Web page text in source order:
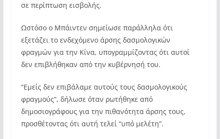
σε περίπτωση εισβολής.
Ωστόσο ο Μπάιντεν σημείωσε παράλληλα ότι
εξετάζει το ενδεχόμενο άρσης δασμολογικών
φραγμών για την Κίνα, υπογραμμίζοντας ότι αυτοί
δεν επιβλήθηκαν από την κυβέρνησή του.
“Εμείς δεν επιβάλαμε αυτούς τους δασμολογικούς
φραγμούς”, δήλωσε όταν ρωτήθηκε από
δημοσιογράφους για την πιθανότητα άρσης τους,
προσθέτοντας ότι αυτή τελεί “υπό μελέτη”.